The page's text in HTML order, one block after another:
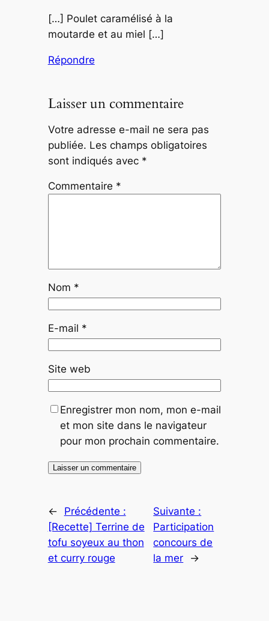
[…] Poulet caramélisé à la
moutarde et au miel […]
Répondre
Laisser un commentaire
Votre adresse e-mail ne sera pas
publiée. Les champs obligatoires
sont indiqués avec *
Commentaire *
Nom *
E-mail *
Site web
Enregistrer mon nom, mon e-mail
et mon site dans le navigateur
pour mon prochain commentaire.
←
Précédente :
[Recette] Terrine de
tofu soyeux au thon
et curry rouge
Suivante :
Participation
concours de
la mer
→